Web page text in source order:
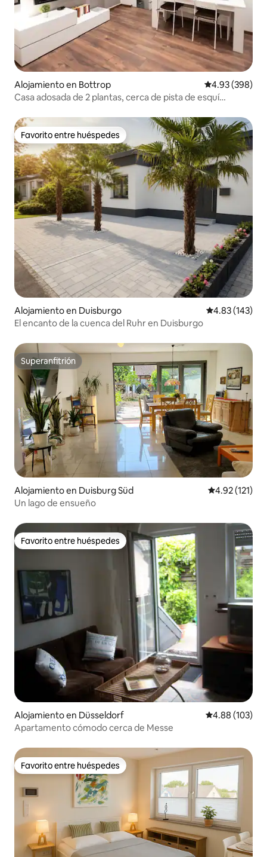
Alojamiento en Bottrop Calificación
4.93 (398)
Casa adosada de 2 plantas, cerca de pista de esquí
Favorito entre huéspedes
Favorito entre huéspedes
Alojamiento en Duisburgo Calificación
4.83 (143)
El encanto de la cuenca del Ruhr en Duisburgo
Superanfitrión
Superanfitrión
Alojamiento en Duisburg Süd Calificación
4.92 (121)
Un lago de ensueño
Favorito entre huéspedes
Favorito entre huéspedes
Alojamiento en Düsseldorf Calificación
4.88 (103)
Apartamento cómodo cerca de Messe
Favorito entre huéspedes
Favorito entre huéspedes